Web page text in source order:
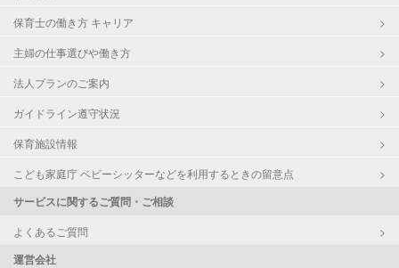
保育士の働き方 キャリア
主婦の仕事選びや働き方
法人プランのご案内
ガイドライン遵守状況
保育施設情報
こども家庭庁 ベビーシッターなどを利用するときの留意点
サービスに関するご質問・ご相談
よくあるご質問
運営会社